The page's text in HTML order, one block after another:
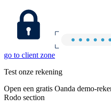
go to client zone
Test onze rekening
Open een gratis Oanda demo-
Rodo section